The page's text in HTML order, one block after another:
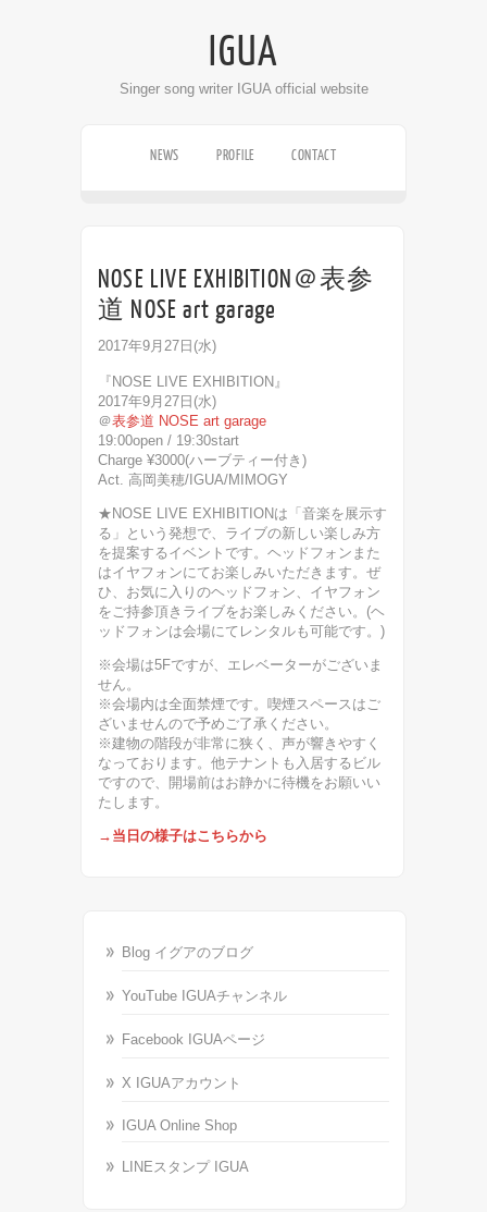
IGUA
Singer song writer IGUA official website
NEWS PROFILE CONTACT
NOSE LIVE EXHIBITION＠表参
道 NOSE art garage
2017年9月27日(水)
『NOSE LIVE EXHIBITION』
2017年9月27日(水)
＠表参道 NOSE art garage
19:00open / 19:30start
Charge ¥3000(ハーブティー付き)
Act. 高岡美穂/IGUA/MIMOGY
★NOSE LIVE EXHIBITIONは「音楽を展示す
る」という発想で、ライブの新しい楽しみ方
を提案するイベントです。ヘッドフォンまた
はイヤフォンにてお楽しみいただきます。ぜ
ひ、お気に入りのヘッドフォン、イヤフォン
をご持参頂きライブをお楽しみください。(ヘ
ッドフォンは会場にてレンタルも可能です。)
※会場は5Fですが、エレベーターがございま
せん。
※会場内は全面禁煙です。喫煙スペースはご
ざいませんので予めご了承ください。
※建物の階段が非常に狭く、声が響きやすく
なっております。他テナントも入居するビル
ですので、開場前はお静かに待機をお願いい
たします。
→当日の様子はこちらから
Blog イグアのブログ
YouTube IGUAチャンネル
Facebook IGUAページ
X IGUAアカウント
IGUA Online Shop
LINEスタンプ IGUA